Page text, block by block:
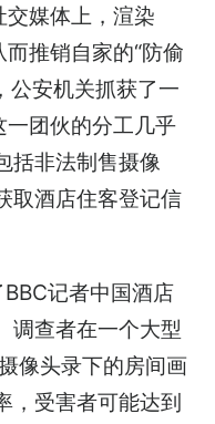
交媒体上，渲染
推销自家的“防偷
公安机关抓获了一
团伙的分工几乎
括非法制售摄像
取酒店住客登记信
记者中国酒店
调查者在一个大型
像头录下的房间画
，受害者可能达到